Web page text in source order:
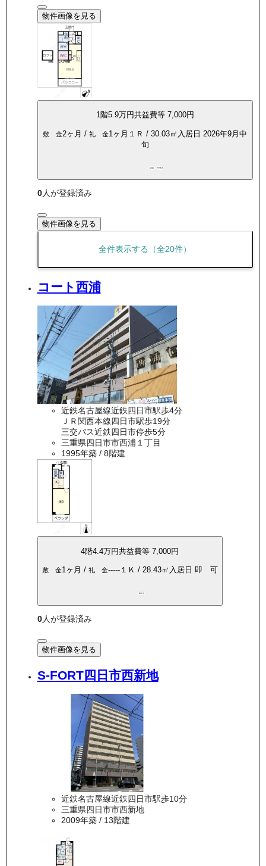
物件画像を見る
1階5.9万円共益費等 7,000円
敷 金2ヶ月 / 礼 金1ヶ月 １Ｒ / 30.03㎡ 入居日 2026年9月中
旬
新築 P空き有
0人が登録済み
物件画像を見る
全件表示する（全20件）
コート西浦
近鉄名古屋線近鉄四日市駅歩4分
ＪＲ関西本線四日市駅歩19分
三交バス近鉄四日市停歩5分
三重県四日市市西浦１丁目
1995年築/ 8階建
4階4.4万円共益費等 7,000円
敷 金1ヶ月 / 礼 金-----１Ｋ / 28.43㎡ 入居日 即 可
南向き
0人が登録済み
物件画像を見る
S-FORT四日市西新地
近鉄名古屋線近鉄四日市駅歩10分
三重県四日市市西新地
2009年築/ 13階建